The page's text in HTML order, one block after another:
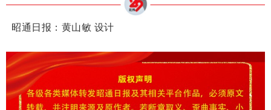
昭通日报：黄山敏 设计